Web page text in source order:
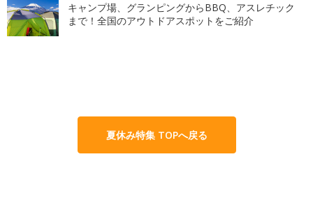
キャンプ場、グランピングからBBQ、アスレチック
まで！全国のアウトドアスポットをご紹介
夏休み特集 TOPへ戻る